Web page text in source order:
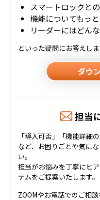
スマートロックと
機能についてもっ
リーダーにはどん
といった疑問にお答えしま
ダウ
担当
「導入可否」「機能詳細
など、お困りごとや気に
い。
担当がお悩みを丁寧にヒ
テムをご提案いたします。
ZOOMやお電話でのご相